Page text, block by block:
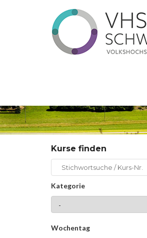
Kurse finden
Kategorie
Wochentag